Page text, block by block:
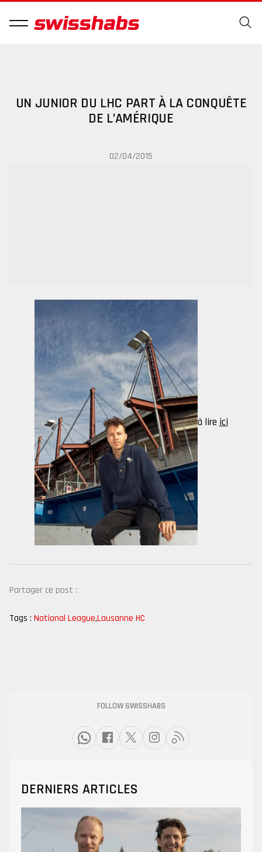
UN JUNIOR DU LHC PART À LA CONQUÊTE
DE L’AMÉRIQUE
02/04/2015
à lire ici
Partager ce post :
Tags : National League,Lausanne HC
FOLLOW SWISSHABS
DERNIERS ARTICLES